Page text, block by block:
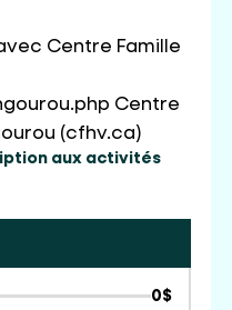
Centre Famille
Centre
(cfhv.ca)
aux activités
0$